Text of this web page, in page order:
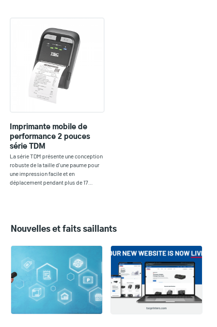
Imprimante mobile de
performance 2 pouces
série TDM
La série TDM présente une conception
robuste de la taille d'une paume pour
une impression facile et en
déplacement pendant plus de 17…
Nouvelles et faits saillants